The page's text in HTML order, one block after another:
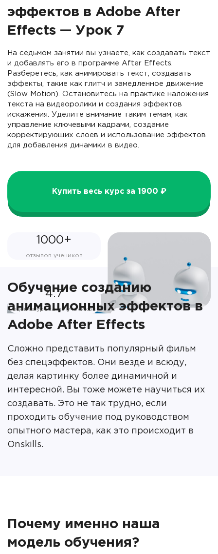
эффектов в Adobe After
Effects — Урок 7
На седьмом занятии вы узнаете, как создавать текст
и добавлять его в программе After Effects.
Разберетесь, как анимировать текст, создавать
эффекты, такие как глитч и замедленное движение
(Slow Motion). Остановитесь на практике наложения
текста на видеоролики и создания эффектов
искажения. Уделите внимание таким темам, как
управление ключевыми кадрами, создание
корректирующих слоев и использование эффектов
для добавления динамики в видео.
Купить весь курс за 1900 ₽
1000+
отзывов учеников
4.7
оценка урока от учеников
Обучение созданию
анимационных эффектов в
Adobe After Effects
Сложно представить популярный фильм
без спецэффектов. Они везде и всюду,
делая картинку более динамичной и
интересной. Вы тоже можете научиться их
создавать. Это не так трудно, если
проходить обучение под руководством
опытного мастера, как это происходит в
Onskills.
Почему именно наша
модель обучения?